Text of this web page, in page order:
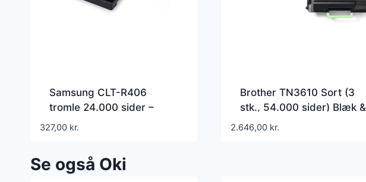
Samsung CLT-R406
tromle 24.000 sider –
Kompatibel – SU403A
327,00 kr.
Brother TN3610 Sort (3
stk., 54.000 sider) Blæk &
Toner
2.646,00 kr.
Se også Oki